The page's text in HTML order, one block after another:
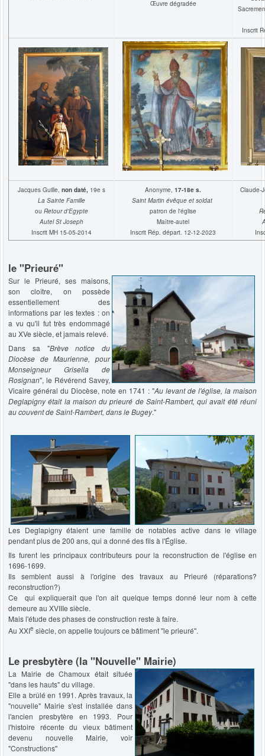
Œuvre dégradée
Inscrit
Jacques Guille, non daté, 19e s
La Sainte Famille
ou Retour d'Egypte
Autel St Joseph
Inscrit MH 15-05-2014
Anonyme, 17-18e s.
Saint Martin évêque et soldat
patron de l'église
Maître-autel
Inscrit Rép. départ. 12-12-2023
Claude-
le "Prieuré"
Sur le Prieuré, ses maisons,
son cloître, on possède
essentiellement des
informations par les textes : on
a vu qu'il fut très endommagé
au XVe siècle, et jamais relevé.
Dans sa "Brève notice du
Diocèse de Maurienne, pour
Monseigneur Grisella de
Rosignan", le Révérend Savey,
Vicaire général du Diocèse, note en 1741 : "Au levant de l'église, la maison
Deglapigny était la maison du prieuré de Saint-Rambert, qui avait été réuni
au couvent de Saint-Rambert, dans le Bugey."
Les Deglapigny étaient une famille de notables active dans le village
pendant plus de 200 ans, qui a donné des fils à l'Église.
Ils furent les principaux contributeurs pour la reconstruction de l'église en
1696-1699.
Ils semblent aussi à l'origine des travaux au Prieuré (réparations?
reconstruction?)
Ce qui expliquerait que l'on ait quelque temps donné leur nom à cette
demeure au XVIIIe siècle.
Mais l'étude des phases de construction reste à faire.
Au XXIe siècle, on appelle toujours ce bâtiment "le prieuré".
Le presbytère (la "Nouvelle" Mairie)
La Mairie de Chamoux était située
"dans les hauts" du village.
Elle a brûlé en 1991. Après travaux, la
"nouvelle" Mairie s'est installée dans
l'ancien presbytère en 1993. Pour
l'histoire récente du vieux bâtiment
devenu nouvelle Mairie, voir
"Constructions"